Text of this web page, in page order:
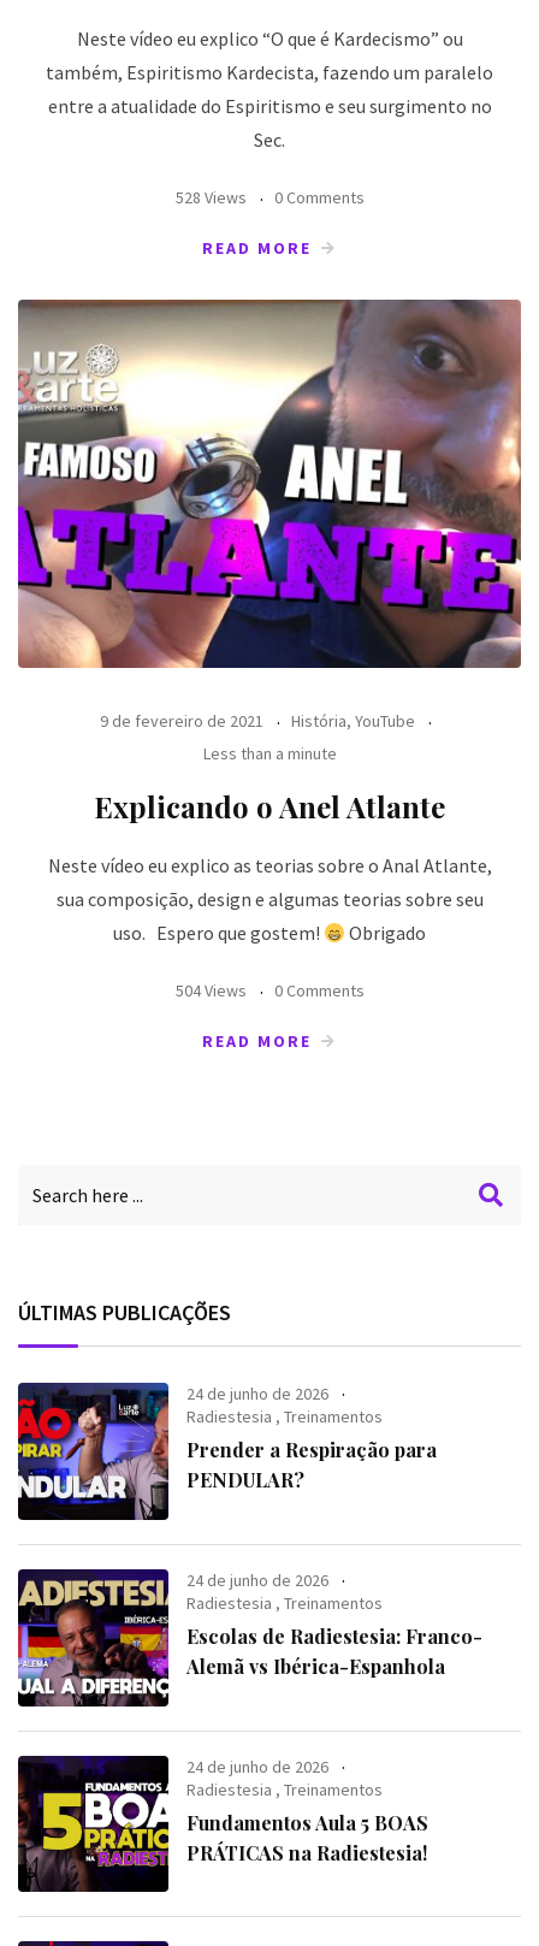
Neste vídeo eu explico “O que é Kardecismo” ou
também, Espiritismo Kardecista, fazendo um paralelo
entre a atualidade do Espiritismo e seu surgimento no
Sec.
528 Views 0 Comments
READ MORE
9 de fevereiro de 2021 História, YouTube
Less than a minute
Explicando o Anel Atlante
Neste vídeo eu explico as teorias sobre o Anal Atlante,
sua composição, design e algumas teorias sobre seu
uso. Espero que gostem!
Obrigado
504 Views 0 Comments
READ MORE
ÚLTIMAS PUBLICAÇÕES
24 de junho de 2026
Radiestesia ,Treinamentos
Prender a Respiração para
PENDULAR?
24 de junho de 2026
Radiestesia ,Treinamentos
Escolas de Radiestesia: Franco-
Alemã vs Ibérica-Espanhola
24 de junho de 2026
Radiestesia ,Treinamentos
Fundamentos Aula 5 BOAS
PRÁTICAS na Radiestesia!